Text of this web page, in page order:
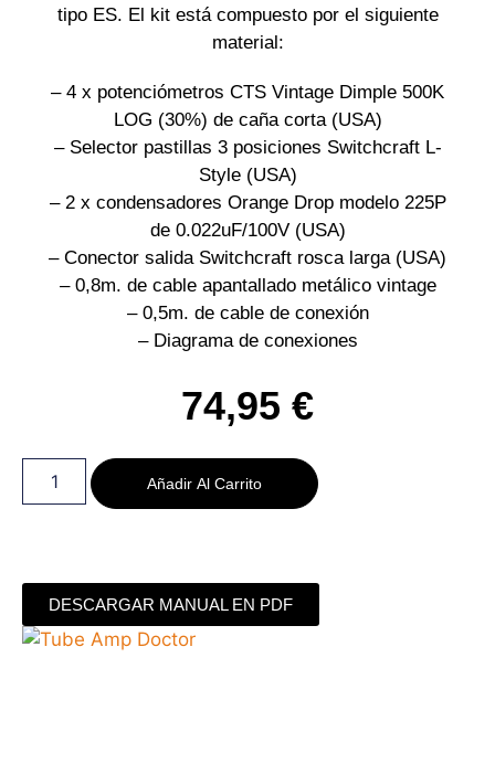
tipo ES. El kit está compuesto por el siguiente
material:
– 4 x potenciómetros CTS Vintage Dimple 500K
LOG (30%) de caña corta (USA)
– Selector pastillas 3 posiciones Switchcraft L-
Style (USA)
– 2 x condensadores Orange Drop modelo 225P
de 0.022uF/100V (USA)
– Conector salida Switchcraft rosca larga (USA)
– 0,8m. de cable apantallado metálico vintage
– 0,5m. de cable de conexión
– Diagrama de conexiones
74,95 €
Añadir Al Carrito
DESCARGAR MANUAL EN PDF